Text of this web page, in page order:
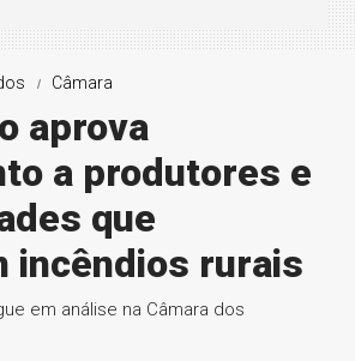
Câmara
aprova
a produtores e
que
incêndios rurais
em análise na Câmara dos